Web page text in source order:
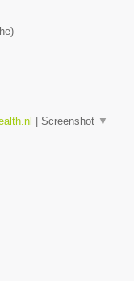
)
Screenshot ▼